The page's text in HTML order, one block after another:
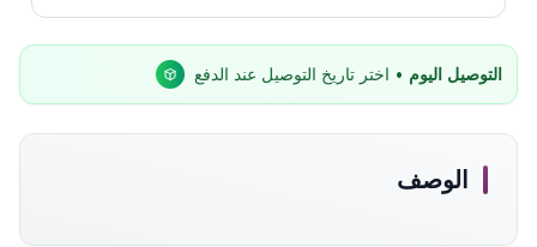
التوصيل اليوم • اختر تاريخ التوصيل عند الدفع
الوصف